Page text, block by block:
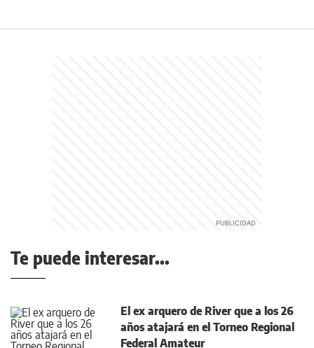
Te puede interesar...
El ex arquero de River que a los 26
años atajará en el Torneo Regional
Federal Amateur